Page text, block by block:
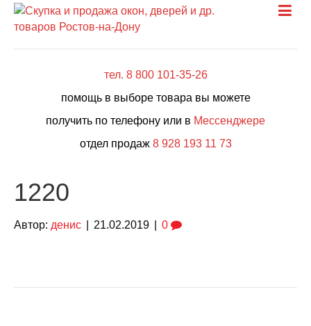
тел. 8 800 101-35-26
помощь в выборе товара вы можете
получить по телефону или в Мессенджере
отдел продаж 8 928 193 11 73
1220
Автор: денис 21.02.2019 0